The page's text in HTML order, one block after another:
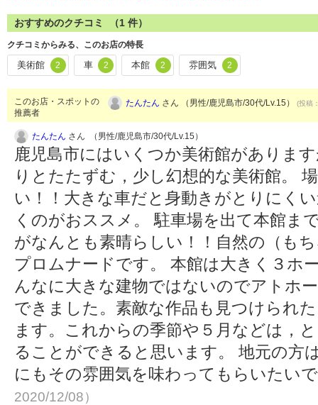
おすすめのクチコミ （1 件）
クチコミからみる、このお店の特長
美術館 2 車 2 本館 2 雰囲気 2
このお店・スポットの
推薦者
たんたん さん （男性/鹿児島市/30代/Lv.15） (投稿
たんたん さん （男性/鹿児島市/30代/Lv.15）
鹿児島市にはいくつか美術館がありま
りとたたずむ，少し幻想的な美術館。
い！！大きな車だと身動きがとりにく
くのがおススメ。 駐車場を出て本館ま
がなんとも素晴らしい！！自然の（も
プロムナードです。 本館は大きく３ホ
んなに大きな建物ではないのでアトホ
できました。素敵な作品も見つけられ
ます。これからの季節や５月などは，
ることができると思います。 地元の方
にもその雰囲気を味わってもらいたい
2020/12/08）